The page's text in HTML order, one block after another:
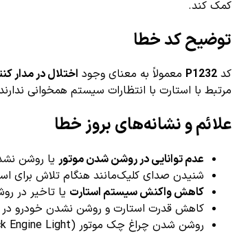
کمک کند.
توضیح کد خطا
کد P1232 معمولاً به معنای وجود اختلال در مدار
مرتبط با استارت با انتظارات سیستم همخوانی
علائم و نشانه‌های بروز خطا
عدم توانایی در روشن شدن موتور یا روشن
شنیدن صدای کلیک‌مانند هنگام تلاش برای
کاهش واکنش سیستم استارت یا تاخیر در
کاهش قدرت استارت و روشن نشدن خودرو در
روشن شدن چراغ چک موتور (Check Engine Light) روی داشبورد.